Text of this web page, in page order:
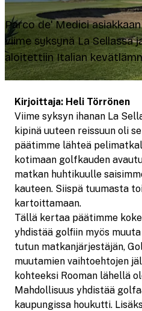
Parco de' Medici
viime syksynä La Sellassa
aloitettiin Italian
Kirjoittaja: Heli Törrönen
Viime syksyn ihanan La
kipinä uuteen reissuun oli
päätimme lähteä
kotimaan golfkauden
matkan huhtikuulle
kauteen. Siispä tuumasta
kartoittamaan.
Tällä kertaa päätimme
yhdistää golfiin myös
tutun matkanjärjestäjän,
muutamien vaihtoehtojen
kohteeksi Rooman lähellä
Mahdollisuus yhdistää
kaupungissa houkutti.